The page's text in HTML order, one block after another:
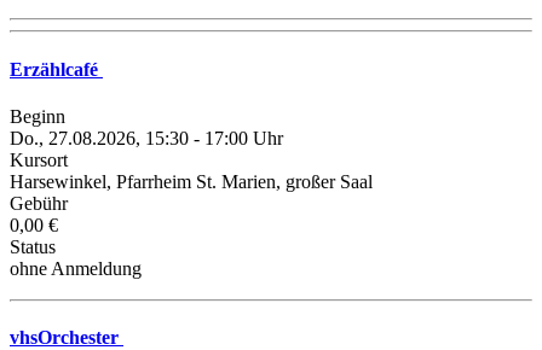
Erzählcafé
Beginn
Do., 27.08.2026, 15:30 - 17:00 Uhr
Kursort
Harsewinkel, Pfarrheim St. Marien, großer Saal
Gebühr
0,00 €
Status
ohne Anmeldung
vhsOrchester